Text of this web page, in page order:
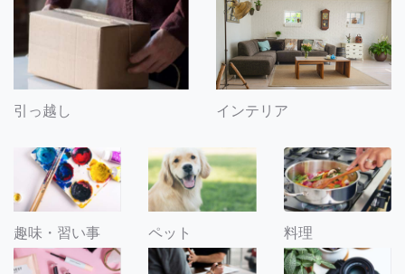
引っ越し インテリア
趣味・習い事 ペット 料理